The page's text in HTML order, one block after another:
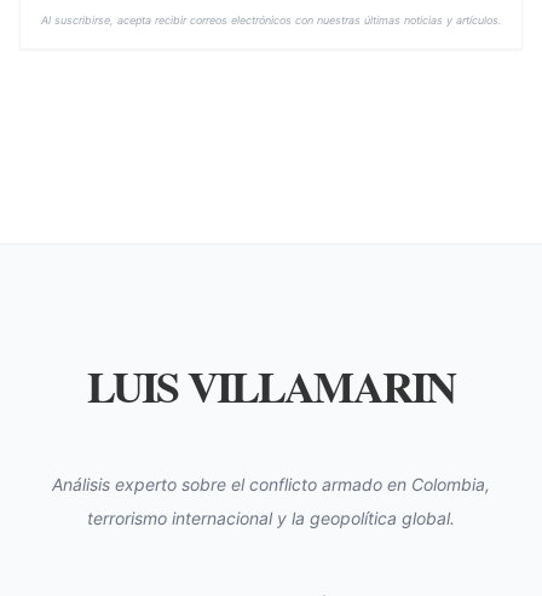
Al suscribirse, acepta recibir correos electrónicos con nuestras últimas noticias y artículos.
LUIS VILLAMARIN
Análisis experto sobre el conflicto armado en Colombia,
terrorismo internacional y la geopolítica global.